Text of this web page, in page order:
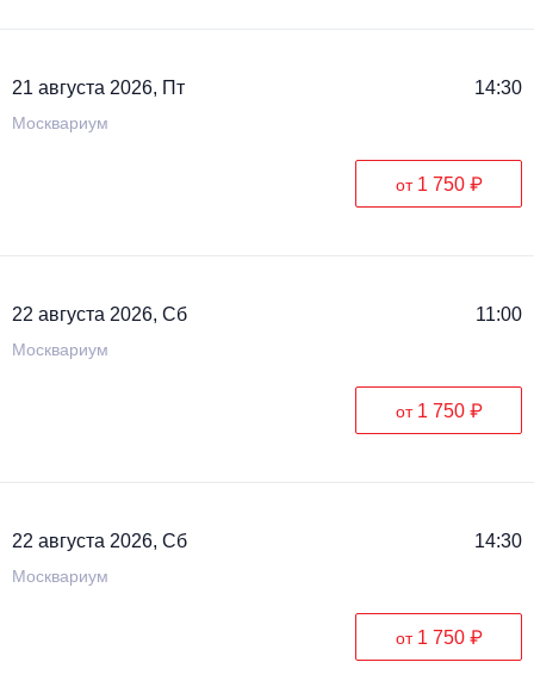
21 августа 2026, Пт 14:30
Москвариум
от 1 750 ₽
22 августа 2026, Сб 11:00
Москвариум
от 1 750 ₽
22 августа 2026, Сб 14:30
Москвариум
от 1 750 ₽